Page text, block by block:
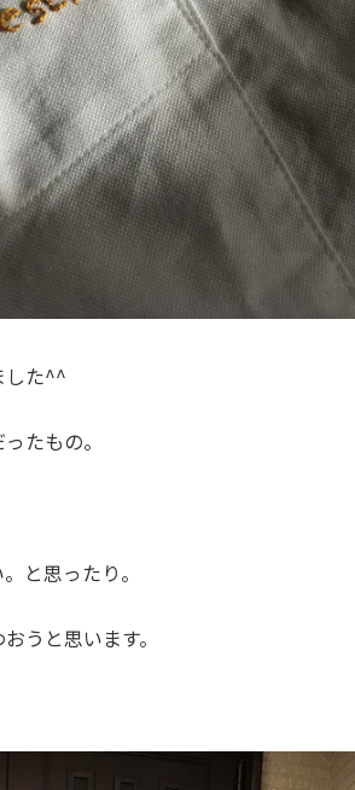
した^^
たもの。
と思ったり。
うと思います。